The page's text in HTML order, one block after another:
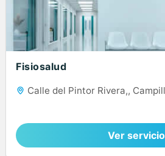
Fisiosalud
Calle del Pintor Rivera,,
Ver servicio